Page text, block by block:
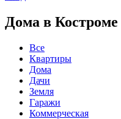
Дома в Костроме
Все
Квартиры
Дома
Дачи
Земля
Гаражи
Коммерческая